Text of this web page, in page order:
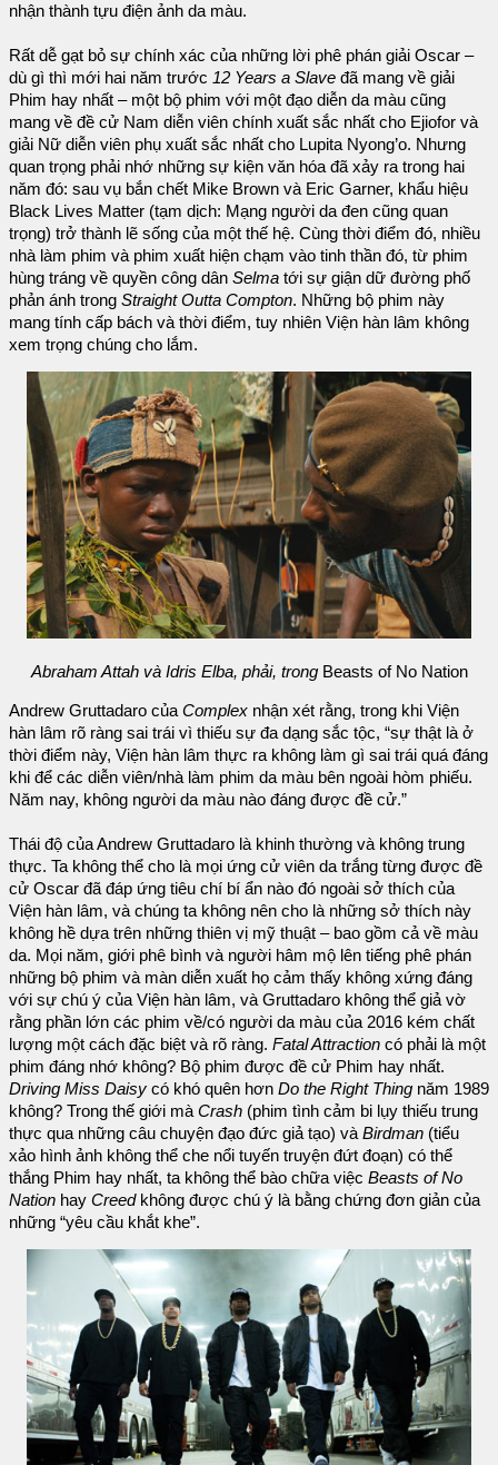
nhận thành tựu điện ảnh da màu.
Rất dễ gạt bỏ sự chính xác của những lời phê phán giải Oscar –
dù gì thì mới hai năm trước 12 Years a Slave đã mang về giải
Phim hay nhất – một bộ phim với một đạo diễn da màu cũng
mang về đề cử Nam diễn viên chính xuất sắc nhất cho Ejiofor và
giải Nữ diễn viên phụ xuất sắc nhất cho Lupita Nyong’o. Nhưng
quan trọng phải nhớ những sự kiện văn hóa đã xảy ra trong hai
năm đó: sau vụ bắn chết Mike Brown và Eric Garner, khẩu hiệu
Black Lives Matter (tạm dịch: Mạng người da đen cũng quan
trọng) trở thành lẽ sống của một thế hệ. Cùng thời điểm đó, nhiều
nhà làm phim và phim xuất hiện chạm vào tinh thần đó, từ phim
hùng tráng về quyền công dân Selma tới sự giận dữ đường phố
phản ánh trong Straight Outta Compton. Những bộ phim này
mang tính cấp bách và thời điểm, tuy nhiên Viện hàn lâm không
xem trọng chúng cho lắm.
Abraham Attah và Idris Elba, phải, trongBeasts of No Nation
Andrew Gruttadaro của Complex nhận xét rằng, trong khi Viện
hàn lâm rõ ràng sai trái vì thiếu sự đa dạng sắc tộc, “sự thật là ở
thời điểm này, Viện hàn lâm thực ra không làm gì sai trái quá đáng
khi để các diễn viên/nhà làm phim da màu bên ngoài hòm phiếu.
Năm nay, không người da màu nào đáng được đề cử.”
Thái độ của Andrew Gruttadaro là khinh thường và không trung
thực. Ta không thể cho là mọi ứng cử viên da trắng từng được đề
cử Oscar đã đáp ứng tiêu chí bí ẩn nào đó ngoài sở thích của
Viện hàn lâm, và chúng ta không nên cho là những sở thích này
không hề dựa trên những thiên vị mỹ thuật – bao gồm cả về màu
da. Mọi năm, giới phê bình và người hâm mộ lên tiếng phê phán
những bộ phim và màn diễn xuất họ cảm thấy không xứng đáng
với sự chú ý của Viện hàn lâm, và Gruttadaro không thể giả vờ
rằng phần lớn các phim về/có người da màu của 2016 kém chất
lượng một cách đặc biệt và rõ ràng. Fatal Attraction có phải là một
phim đáng nhớ không? Bộ phim được đề cử Phim hay nhất.
Driving Miss Daisy có khó quên hơn Do the Right Thing năm 1989
không? Trong thế giới mà Crash (phim tình cảm bi lụy thiếu trung
thực qua những câu chuyện đạo đức giả tạo) và Birdman (tiểu
xảo hình ảnh không thể che nổi tuyến truyện đứt đoạn) có thể
thắng Phim hay nhất, ta không thể bào chữa việc Beasts of No
Nation hay Creedkhông được chú ý là bằng chứng đơn giản của
những “yêu cầu khắt khe”.